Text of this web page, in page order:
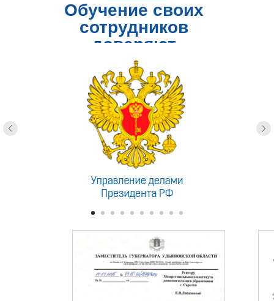
Обучение своих
сотрудников
доверяют